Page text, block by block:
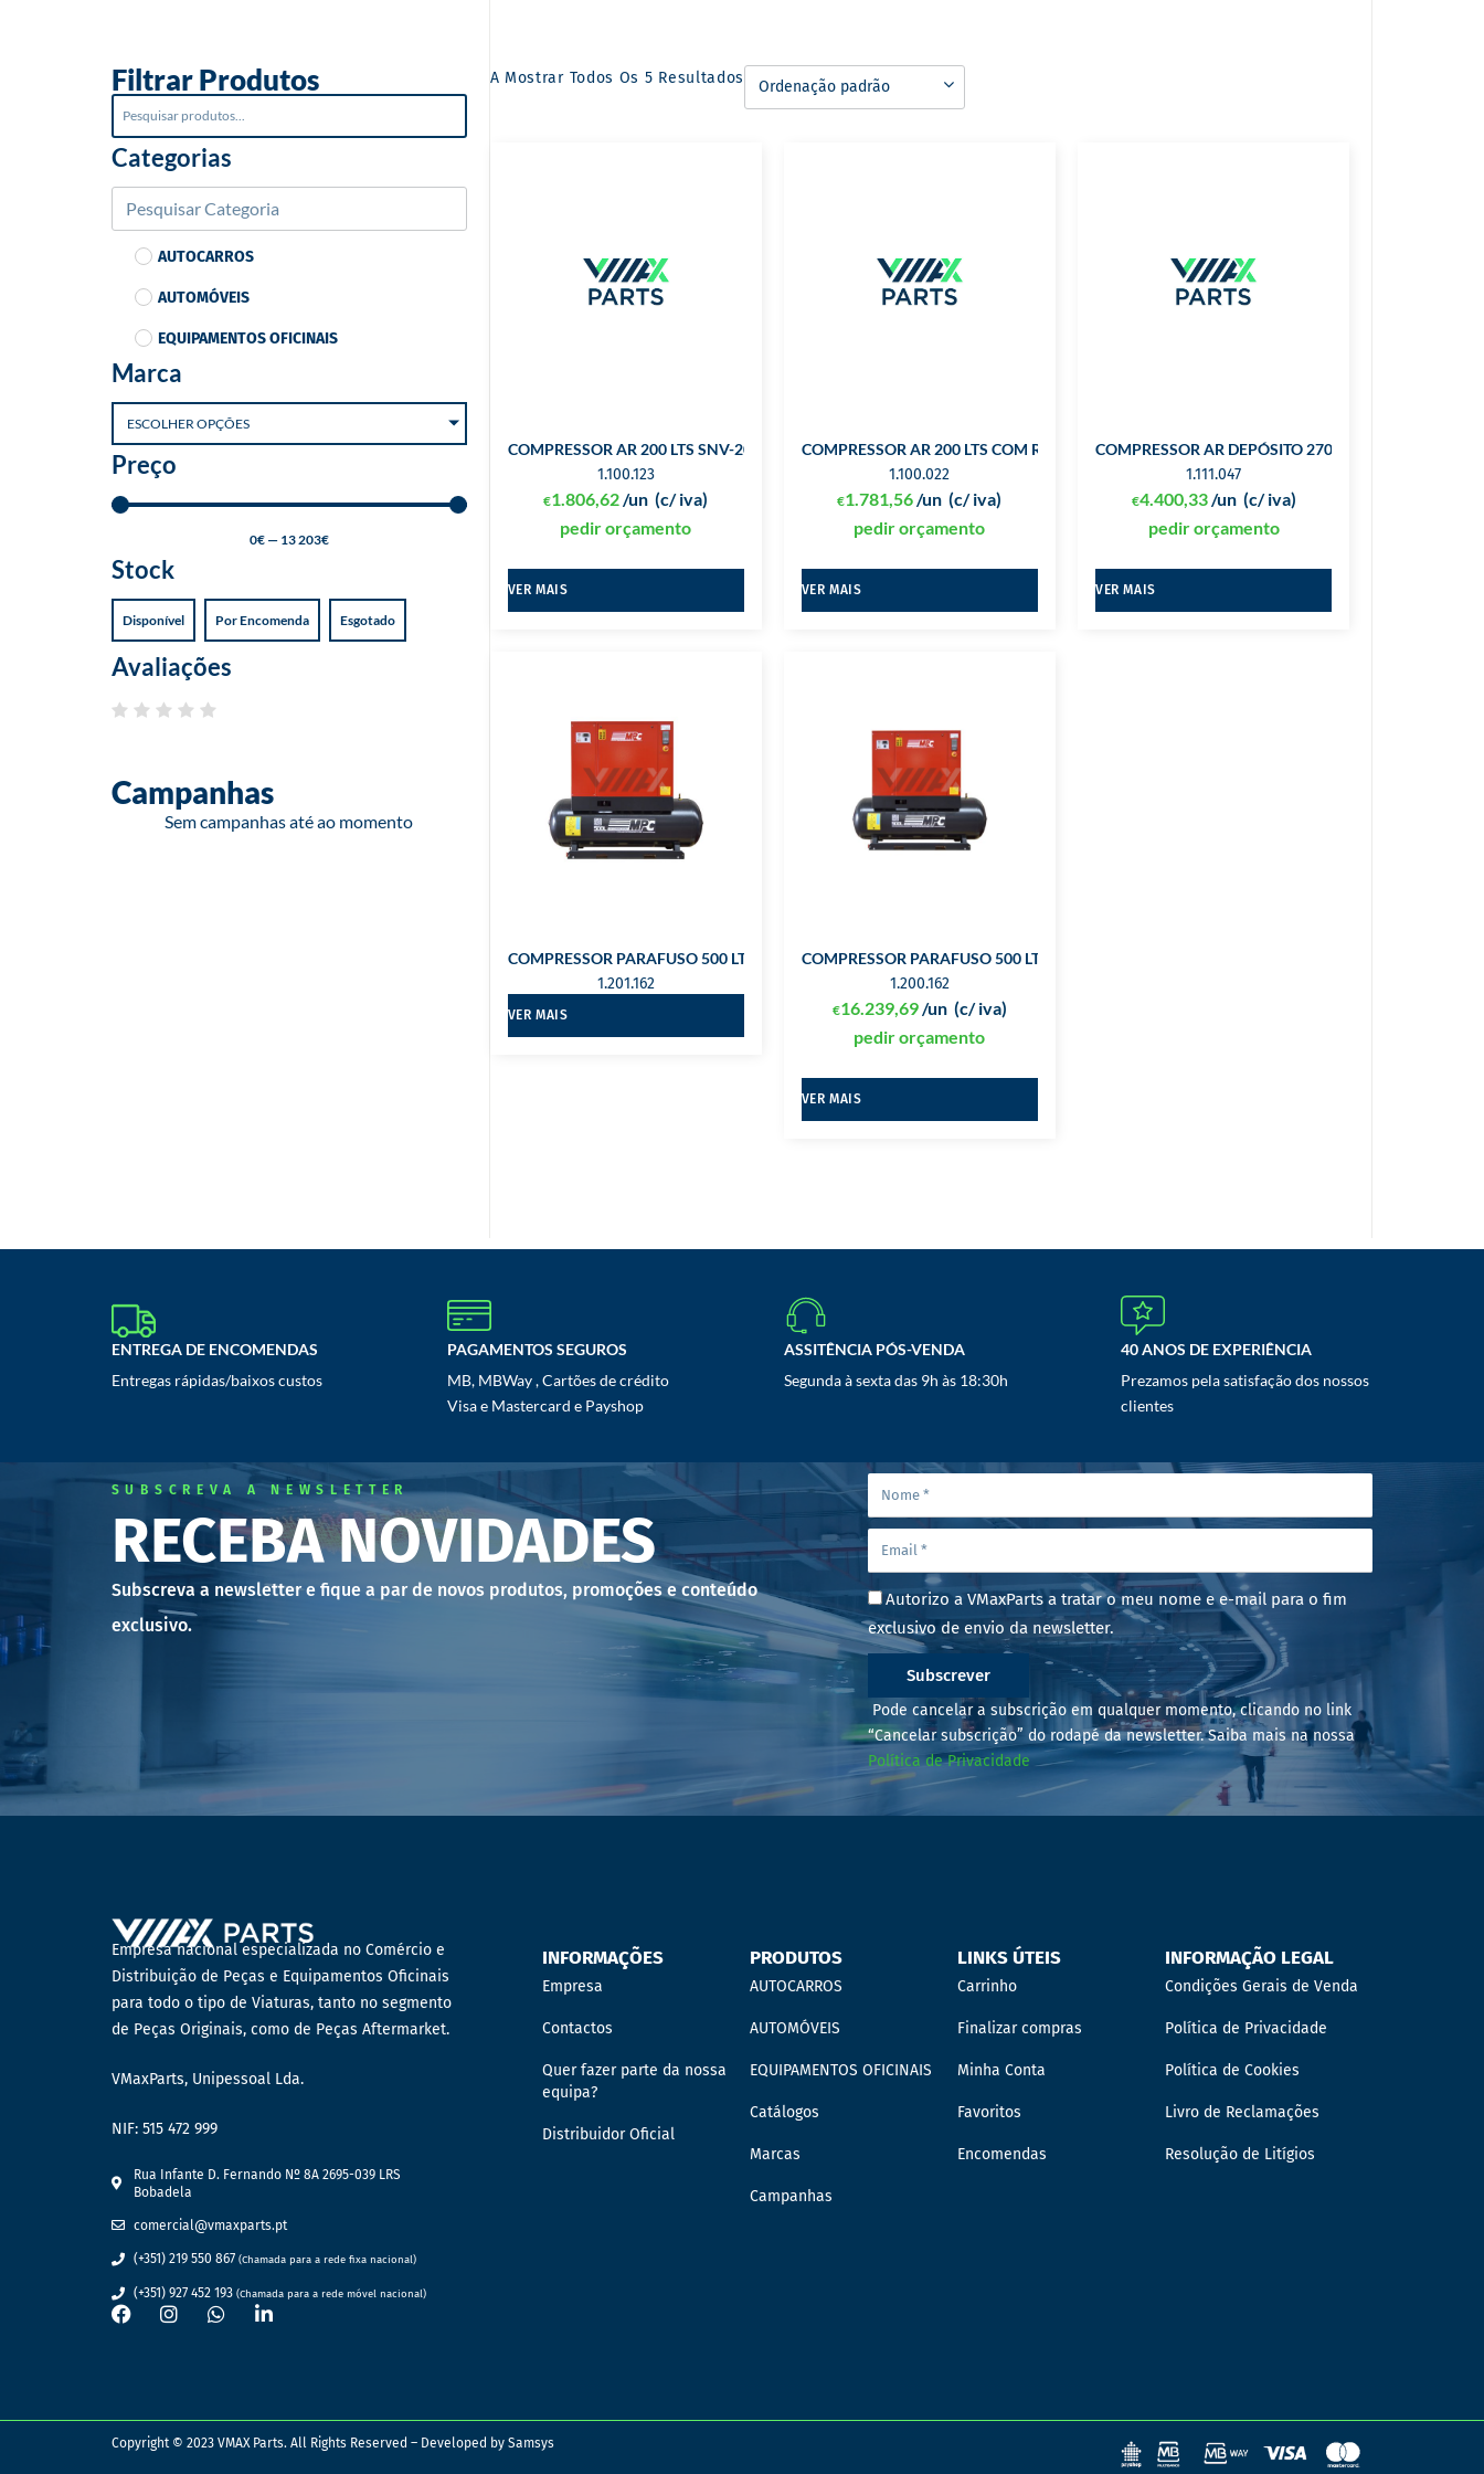
Filtrar Produtos
Categorias
AUTOCARROS
AUTOMÓVEIS
EQUIPAMENTOS OFICINAIS
Marca
ESCOLHER OPÇÕES
Preço
0€— 13 203€
Stock
Disponível Por Encomenda Esgotado
Avaliações
Campanhas
Sem campanhas até ao momento
A Mostrar Todos Os 5 Resultados
COMPRESSOR AR 200 LTS SNV-20035T
1.100.123
€1.806,62 (c/ iva)
/un
pedir orçamento
VER MAIS
COMPRESSOR AR 200 LTS COM RODAS
1.100.022
€1.781,56 (c/ iva)
/un
pedir orçamento
VER MAIS
COMPRESSOR AR DEPÓSITO 270 LTS SNF-30060
1.111.047
€4.400,33 (c/ iva)
/un
pedir orçamento
VER MAIS
COMPRESSOR PARAFUSO 500 LTS C/ SECADOR
1.201.162
VER MAIS
COMPRESSOR PARAFUSO 500 LTS C/ SECADOR
1.200.162
€16.239,69 (c/ iva)
/un
pedir orçamento
VER MAIS
ENTREGA DE ENCOMENDAS
Entregas rápidas/baixos custos
PAGAMENTOS SEGUROS
MB, MBWay , Cartões de crédito
Visa e Mastercard e Payshop
ASSITÊNCIA PÓS-VENDA
Segunda à sexta das 9h às 18:30h
40 ANOS DE EXPERIÊNCIA
Prezamos pela satisfação dos nossos
clientes
SUBSCREVA A NEWSLETTER
RECEBA NOVIDADES
Subscreva a newsletter e fique a par de novos produtos, promoções e conteúdo
exclusivo.
Autorizo a VMaxParts a tratar o meu nome e e-mail para o fim
exclusivo de envio da newsletter.
Subscrever
Pode cancelar a subscrição em qualquer momento, clicando no link
“Cancelar subscrição” do rodapé da newsletter. Saiba mais na nossa
Política de Privacidade
Empresa nacional especializada no Comércio e
Distribuição de Peças e Equipamentos Oficinais
para todo o tipo de Viaturas, tanto no segmento
de Peças Originais, como de Peças Aftermarket.
VMaxParts, Unipessoal Lda.
NIF: 515 472 999
Rua Infante D. Fernando Nº 8A 2695-039 LRS
Bobadela
comercial@vmaxparts.pt
(+351) 219 550 867 (Chamada para a rede fixa nacional)
(+351) 927 452 193 (Chamada para a rede móvel nacional)
INFORMAÇÕES
Empresa
Contactos
Quer fazer parte da nossa
equipa?
Distribuidor Oficial
PRODUTOS
AUTOCARROS
AUTOMÓVEIS
EQUIPAMENTOS OFICINAIS
Catálogos
Marcas
Campanhas
LINKS ÚTEIS
Carrinho
Finalizar compras
Minha Conta
Favoritos
Encomendas
INFORMAÇÃO LEGAL
Condições Gerais de Venda
Política de Privacidade
Política de Cookies
Livro de Reclamações
Resolução de Litígios
Copyright © 2023 VMAX Parts. All Rights Reserved – Developed by Samsys